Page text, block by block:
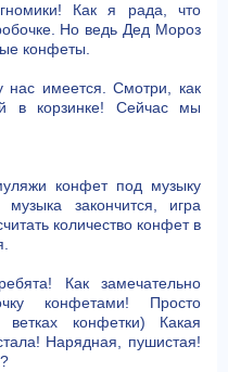
Как я рада, что
Но ведь Дед Мороз
конфеты.
имеется. Смотри, как
в корзинке! Сейчас мы
конфет под музыку
закончится, игра
количество конфет в
Как замечательно
конфетами! Просто
ветках конфетки) Какая
Нарядная, пушистая!